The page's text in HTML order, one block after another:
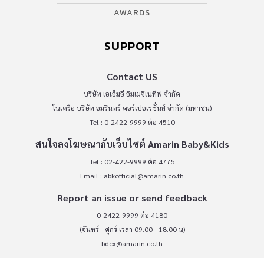
AWARDS
SUPPORT
Contact US
บริษัท เอเอ็มอี อิมเมจิเนทีฟ จำกัด
ในเครือ บริษัท อมรินทร์ คอร์เปอเรชั่นส์ จำกัด (มหาชน)
Tel : 0-2422-9999 ต่อ 4510
สนใจลงโฆษณากับเว็บไซต์ Amarin Baby&Kids
Tel : 02-422-9999 ต่อ 4775
Email : abkofficial@amarin.co.th
Report an issue or send feedback
0-2422-9999 ต่อ 4180
(จันทร์ - ศุกร์ เวลา 09.00 - 18.00 น)
bdcx@amarin.co.th